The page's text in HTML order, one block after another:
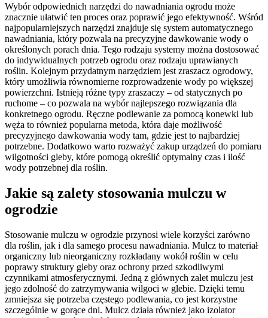
Wybór odpowiednich narzędzi do nawadniania ogrodu może
znacznie ułatwić ten proces oraz poprawić jego efektywność. Wśród
najpopularniejszych narzędzi znajduje się system automatycznego
nawadniania, który pozwala na precyzyjne dawkowanie wody o
określonych porach dnia. Tego rodzaju systemy można dostosować
do indywidualnych potrzeb ogrodu oraz rodzaju uprawianych
roślin. Kolejnym przydatnym narzędziem jest zraszacz ogrodowy,
który umożliwia równomierne rozprowadzenie wody po większej
powierzchni. Istnieją różne typy zraszaczy – od statycznych po
ruchome – co pozwala na wybór najlepszego rozwiązania dla
konkretnego ogrodu. Ręczne podlewanie za pomocą konewki lub
węża to również popularna metoda, która daje możliwość
precyzyjnego dawkowania wody tam, gdzie jest to najbardziej
potrzebne. Dodatkowo warto rozważyć zakup urządzeń do pomiaru
wilgotności gleby, które pomogą określić optymalny czas i ilość
wody potrzebnej dla roślin.
Jakie są zalety stosowania mulczu w
ogrodzie
Stosowanie mulczu w ogrodzie przynosi wiele korzyści zarówno
dla roślin, jak i dla samego procesu nawadniania. Mulcz to materiał
organiczny lub nieorganiczny rozkładany wokół roślin w celu
poprawy struktury gleby oraz ochrony przed szkodliwymi
czynnikami atmosferycznymi. Jedną z głównych zalet mulczu jest
jego zdolność do zatrzymywania wilgoci w glebie. Dzięki temu
zmniejsza się potrzeba częstego podlewania, co jest korzystne
szczególnie w gorące dni. Mulcz działa również jako izolator